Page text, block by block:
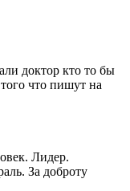
доктор кто то бы
что пишут на
Лидер.
За доброту